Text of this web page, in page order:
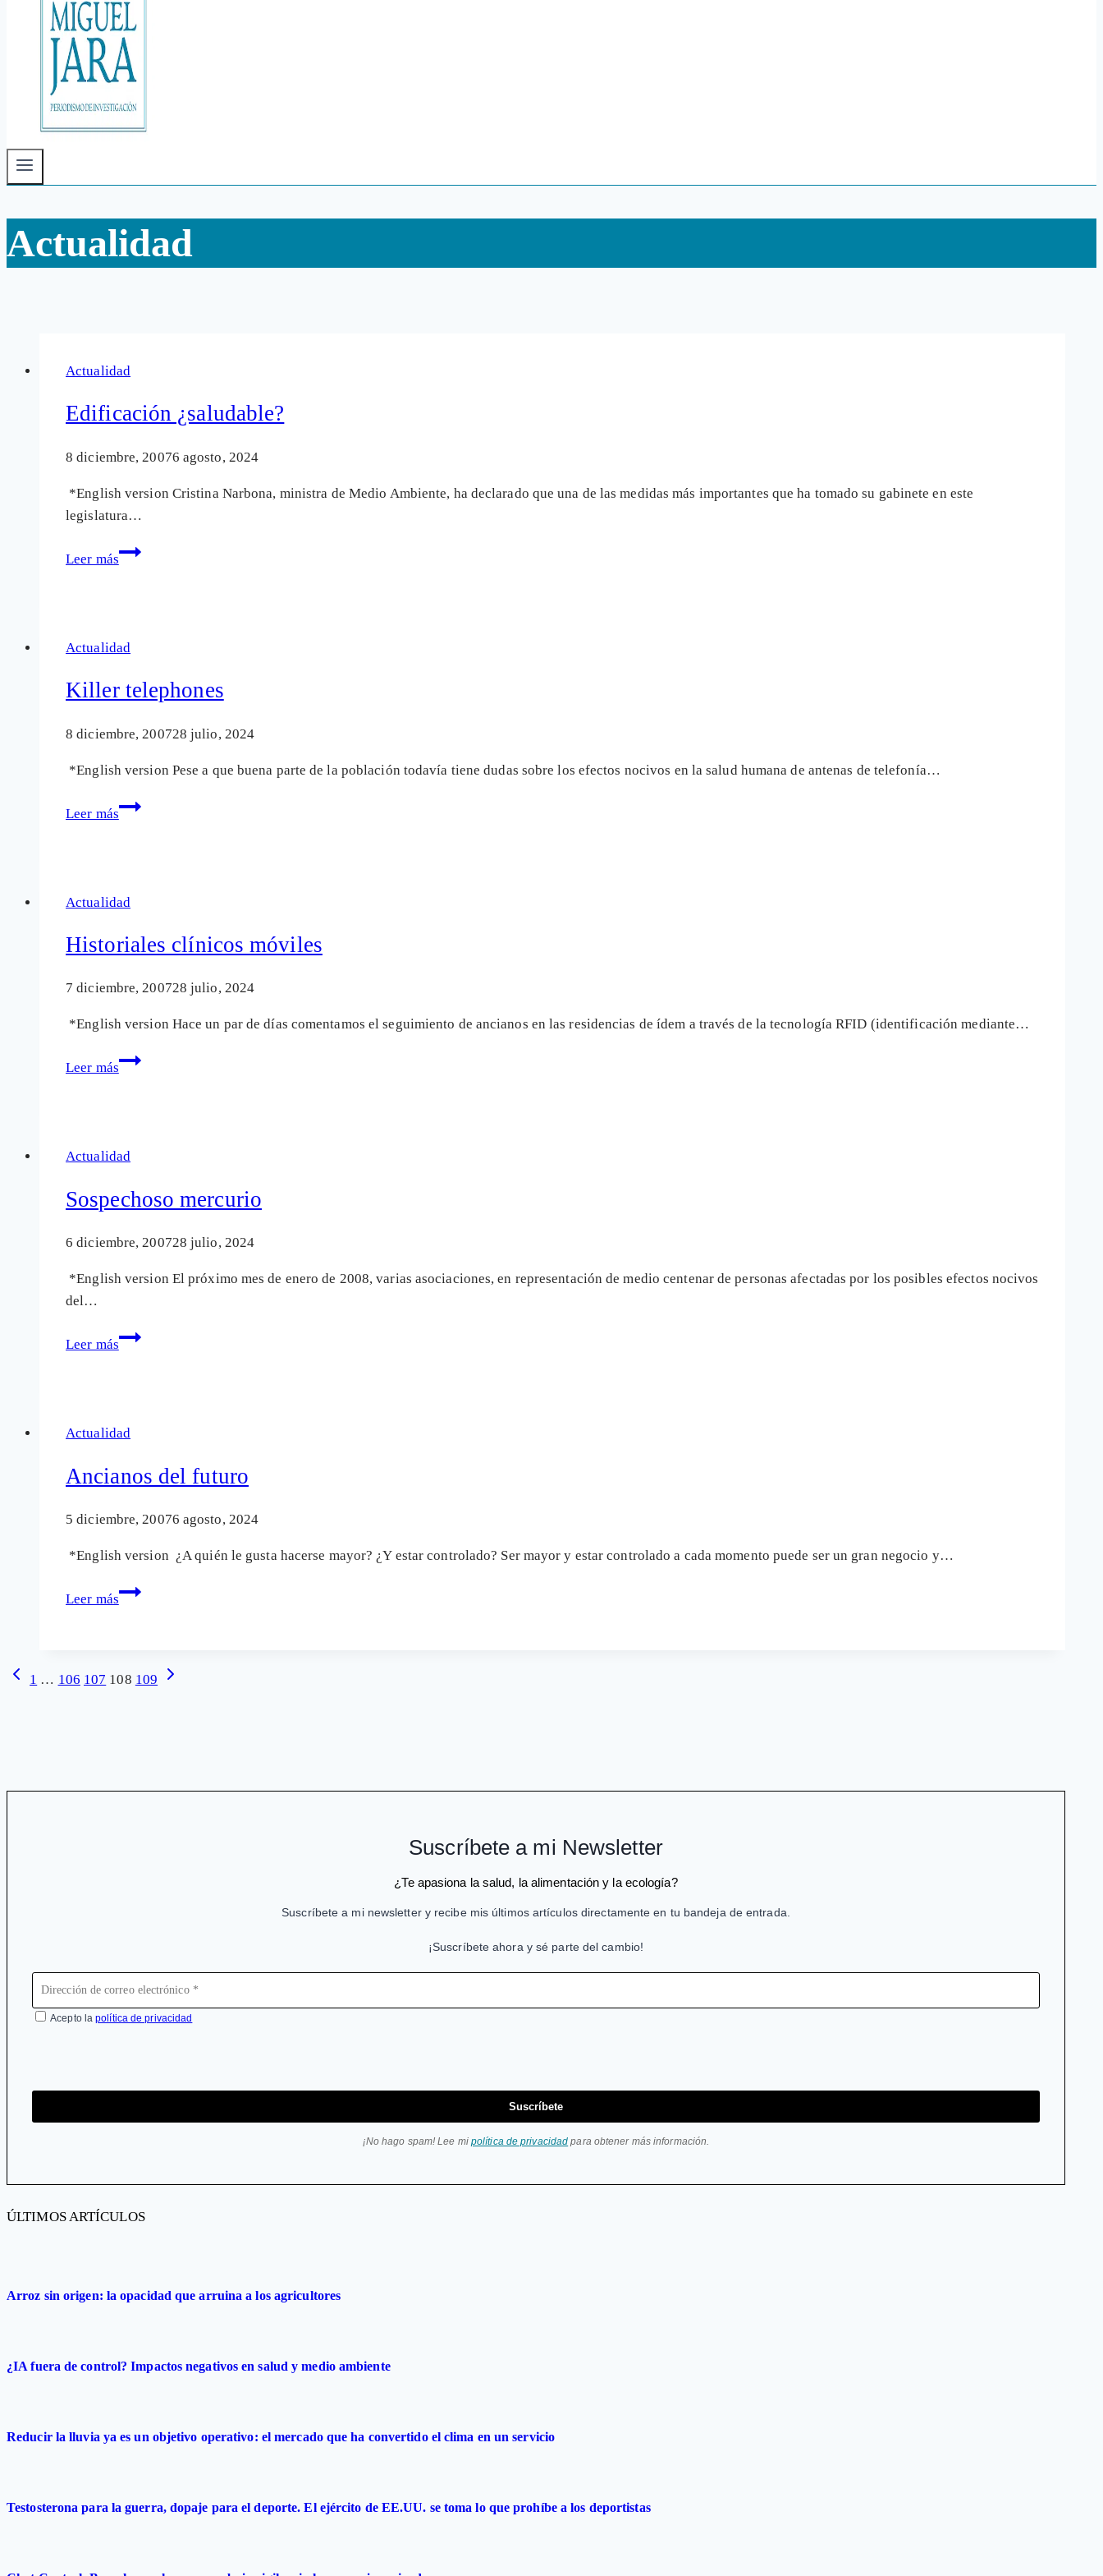
Actualidad
Actualidad
Edificación ¿saludable?
8 diciembre, 20076 agosto, 2024
*English version Cristina Narbona, ministra de Medio Ambiente, ha declarado que una de las medidas más importantes que ha tomado su gabinete en este
legislatura…
Leer más
Edificación
Actualidad
Killer telephones
8 diciembre, 200728 julio, 2024
*English version Pese a que buena parte de la población todavía tiene dudas sobre los efectos nocivos en la salud humana de antenas de telefonía…
Leer más
Killer
Actualidad
Historiales clínicos móviles
7 diciembre, 200728 julio, 2024
*English version Hace un par de días comentamos el seguimiento de ancianos en las residencias de ídem a través de la tecnología RFID (identificación mediante…
Leer más
Historiales
Actualidad
Sospechoso mercurio
6 diciembre, 200728 julio, 2024
*English version El próximo mes de enero de 2008, varias asociaciones, en representación de medio centenar de personas afectadas por los posibles efectos nocivos
del…
Leer más
Sospechoso
Actualidad
Ancianos del futuro
5 diciembre, 20076 agosto, 2024
*English version ¿A quién le gusta hacerse mayor? ¿Y estar controlado? Ser mayor y estar controlado a cada momento puede ser un gran negocio y…
Leer más
Ancianos
Navegación
Página
1 … 106 107 108 109
Siguiente
Suscríbete a mi Newsletter
¿Te apasiona la salud, la alimentación y la ecología?
Suscríbete a mi newsletter y recibe mis últimos artículos directamente en tu bandeja de entrada.
¡Suscríbete ahora y sé parte del cambio!
Acepto lapolítica de privacidad
Suscríbete
¡No hago spam! Lee mi política de privacidad para obtener más información.
ÚLTIMOS ARTÍCULOS
Arroz sin origen: la opacidad que arruina a los agricultores
¿IA fuera de control? Impactos negativos en salud y medio ambiente
Reducir la lluvia ya es un objetivo operativo: el mercado que ha convertido el clima en un servicio
Testosterona para la guerra, dopaje para el deporte. El ejército de EE.UU. se toma lo que prohíbe a los deportistas